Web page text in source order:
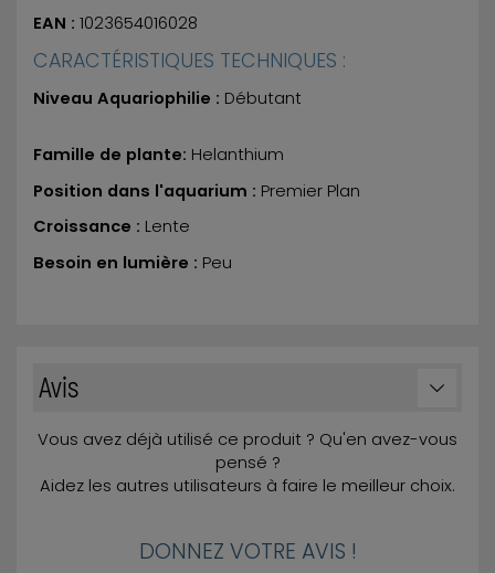
EAN : 1023654016028
CARACTÉRISTIQUES TECHNIQUES :
Niveau Aquariophilie : Débutant
Famille de plante: Helanthium
Position dans l'aquarium : Premier Plan
Croissance : Lente
Besoin en lumière : Peu
Avis
Vous avez déjà utilisé ce produit ? Qu'en avez-vous
pensé ?
Aidez les autres utilisateurs à faire le meilleur choix.
DONNEZ VOTRE AVIS !